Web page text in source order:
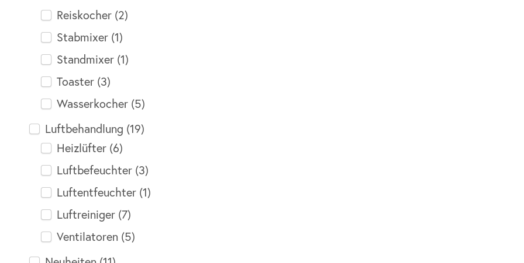
Reiskocher (2)
Stabmixer (1)
Standmixer (1)
Toaster (3)
Wasserkocher (5)
Luftbehandlung (19)
Heizlüfter (6)
Luftbefeuchter (3)
Luftentfeuchter (1)
Luftreiniger (7)
Ventilatoren (5)